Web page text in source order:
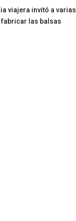
viajera invitó a varias
las balsas